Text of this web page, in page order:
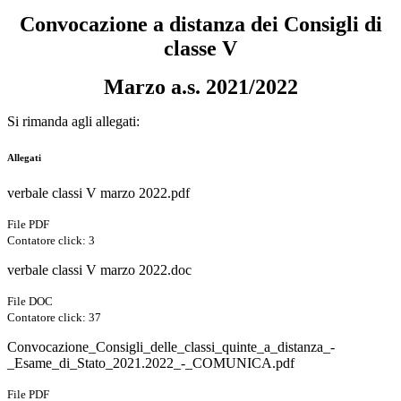
Convocazione a distanza dei Consigli di
classe V
Marzo a.s. 2021/2022
Si rimanda agli allegati:
Allegati
verbale classi V marzo 2022.pdf
File PDF
Contatore click: 3
verbale classi V marzo 2022.doc
File DOC
Contatore click: 37
Convocazione_Consigli_delle_classi_quinte_a_distanza_-
_Esame_di_Stato_2021.2022_-_COMUNICA.pdf
File PDF